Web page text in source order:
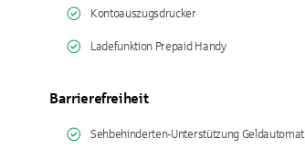
Kontoauszugsdrucker
Ladefunktion Prepaid Handy
Barrierefreiheit
Sehbehinderten-Unterstützung Geldautomat